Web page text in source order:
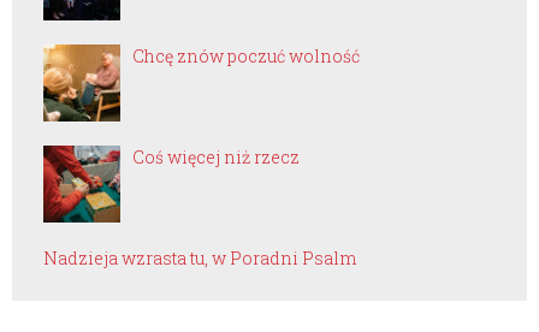
Chcę znów poczuć wolność
Coś więcej niż rzecz
Nadzieja wzrasta tu, w Poradni Psalm